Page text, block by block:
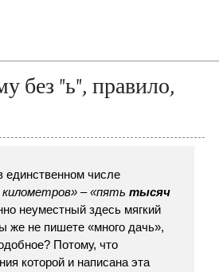
без "ь", правило,
единственном числе
– «пять тысяч
неуместный здесь мягкий
же не пишете «много дачь»,
Потому, что
которой и написана эта